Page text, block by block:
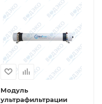
Модуль
ультрафильтрации